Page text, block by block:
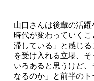
山口さんは後輩の活
時代が変わっていく
滞している」と感じ
を受け入れる立場、
いろあると思うけど、
なるのか」と前半の